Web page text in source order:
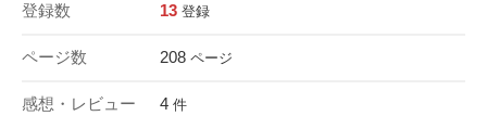
登録数 13 登録
ページ数 208 ページ
感想・レビュー 4 件